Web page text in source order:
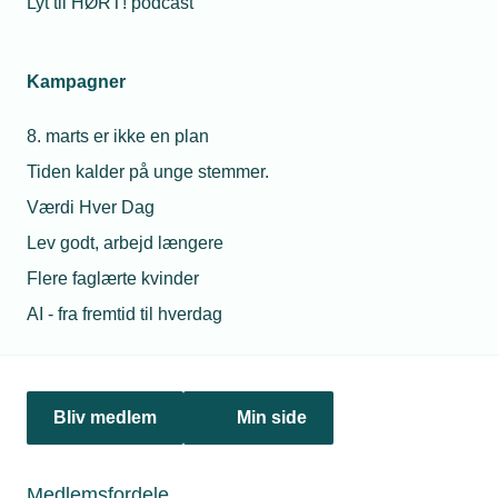
Kampagner
8. marts er ikke en plan
Tiden kalder på unge stemmer.
Værdi Hver Dag
Lev godt, arbejd længere
Flere faglærte kvinder
AI - fra fremtid til hverdag
Bliv medlem Min side
Jeg tror ikke på skideballer
Chris Kristensen, der er indehaver af Vestsjællands Gas-
og Oliefyrsservice, sværger til en anerkendende